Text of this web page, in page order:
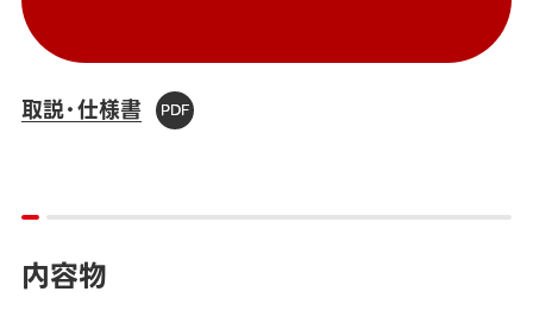
取説・仕様書
内容物